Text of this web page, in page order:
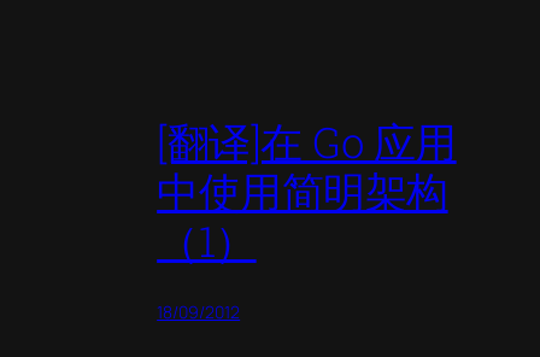
[翻译]在 Go 应用
中使用简明架构
（1）
18/09/2012